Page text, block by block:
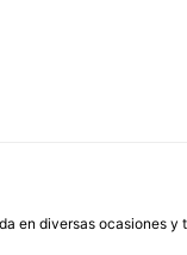
en diversas ocasiones y